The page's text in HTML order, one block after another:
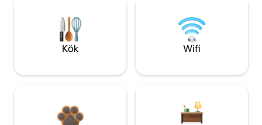
Kök Wifi